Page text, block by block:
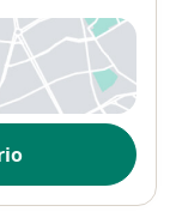
una nueva